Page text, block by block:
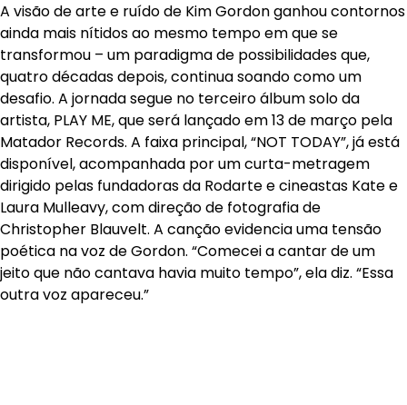
A visão de arte e ruído de Kim Gordon ganhou contornos
ainda mais nítidos ao mesmo tempo em que se
transformou – um paradigma de possibilidades que,
quatro décadas depois, continua soando como um
desafio. A jornada segue no terceiro álbum solo da
artista, PLAY ME, que será lançado em 13 de março pela
Matador Records. A faixa principal, “NOT TODAY”, já está
disponível, acompanhada por um curta-metragem
dirigido pelas fundadoras da Rodarte e cineastas Kate e
Laura Mulleavy, com direção de fotografia de
Christopher Blauvelt. A canção evidencia uma tensão
poética na voz de Gordon. “Comecei a cantar de um
jeito que não cantava havia muito tempo”, ela diz. “Essa
outra voz apareceu.”